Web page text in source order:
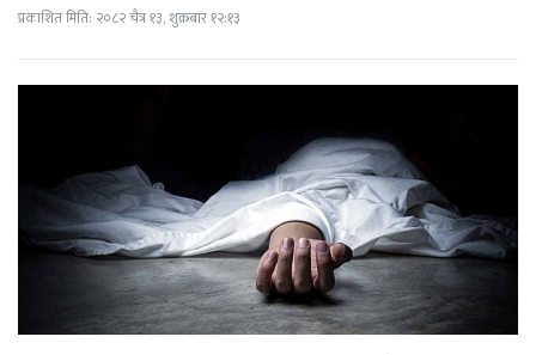
प्रकाशित मिति: २०८२ चैत्र १३, शुक्रबार १२:१३